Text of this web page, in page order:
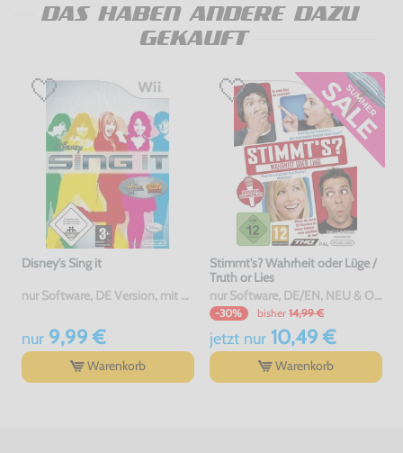
DAS HABEN ANDERE DAZU
GEKAUFT
Disney's Sing it
nur Software, DE Version, mit OVP, gebraucht
nur9,99 €
Warenkorb
Stimmt's? Wahrheit oder Lüge /
Truth or Lies
nur Software, DE/EN, NEU & OVP
-30% bisher 14,99 €
jetzt nur10,49 €
Warenkorb